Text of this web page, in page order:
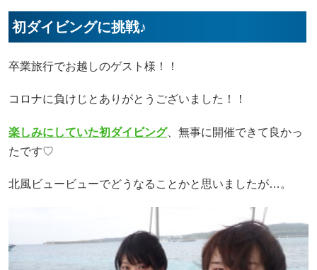
初ダイビングに挑戦♪
卒業旅行でお越しのゲスト様！！
コロナに負けじとありがとうございました！！
楽しみにしていた初ダイビング、無事に開催できて良かっ
たです♡
北風ビュービューでどうなることかと思いましたが…。